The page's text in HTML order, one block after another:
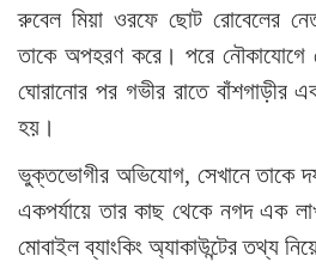
রুবেল মিয়া ওরফে ছোট রোবেলের
তাকে অপহরণ করে। পরে নৌকাযোগে
ঘোরানোর পর গভীর রাতে বাঁশগাড়ীর
হয়।
ভুক্তভোগীর অভিযোগ, সেখানে তাকে
একপর্যায়ে তার কাছ থেকে নগদ এক
মোবাইল ব্যাংকিং অ্যাকাউন্টের তথ্য